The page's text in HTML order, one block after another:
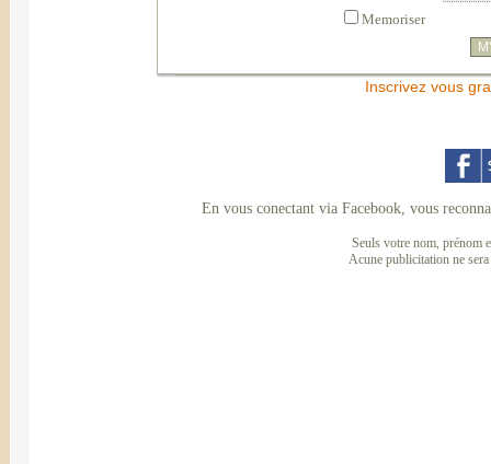
Memoriser
Inscrivez vous
En vous conectant via Facebook, vous
Seuls votre nom, prénom
Acune publicitation ne